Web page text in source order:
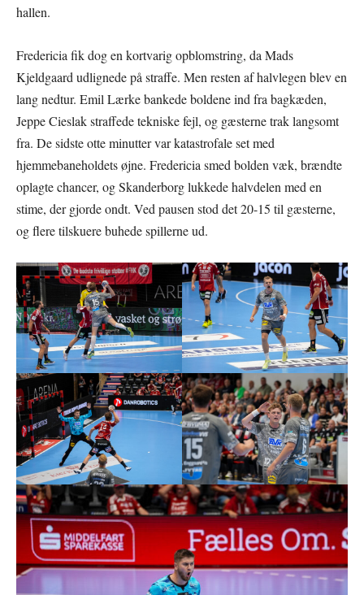
hallen.
Fredericia fik dog en kortvarig opblomstring, da Mads
Kjeldgaard udlignede på straffe. Men resten af halvlegen blev en
lang nedtur. Emil Lærke bankede boldene ind fra bagkæden,
Jeppe Cieslak straffede tekniske fejl, og gæsterne trak langsomt
fra. De sidste otte minutter var katastrofale set med
hjemmebaneholdets øjne. Fredericia smed bolden væk, brændte
oplagte chancer, og Skanderborg lukkede halvdelen med en
stime, der gjorde ondt. Ved pausen stod det 20-15 til gæsterne,
og flere tilskuere buhede spillerne ud.